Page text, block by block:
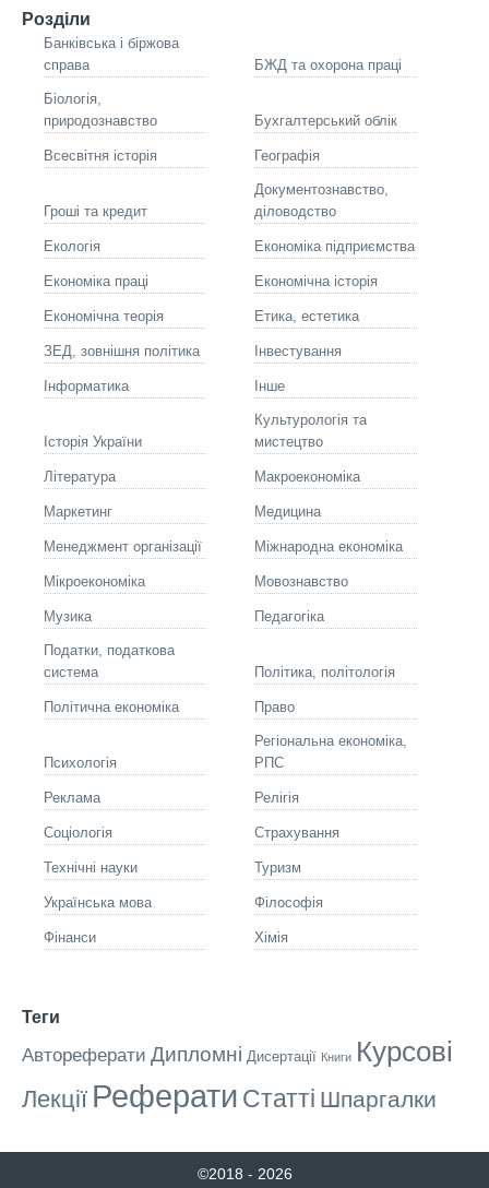
Розділи
Банківська і біржова
справа
БЖД та охорона праці
Біологія,
природознавство
Бухгалтерський облік
Всесвітня історія Географія
Гроші та кредит
Документознавство,
діловодство
Екологія Економіка підприємства
Економіка праці Економічна історія
Економічна теорія Етика, естетика
ЗЕД, зовнішня політика Інвестування
Інформатика Інше
Історія України
Культурологія та
мистецтво
Літературa Макроекономіка
Маркетинг Медицина
Менеджмент організації Міжнародна економіка
Мікроекономіка Мовознавство
Музика Педагогіка
Податки, податкова
система
Політика, політологія
Політична економіка Право
Психологія
Регіональна економіка,
РПС
Реклама Релігія
Соціологія Страхування
Технічні науки Туризм
Українська мова Філософія
Фінанси Хімія
Теги
Автореферати Дипломні Дисертації Книги Курсові
Лекції Реферати Статті Шпаргалки
©2018 - 2026